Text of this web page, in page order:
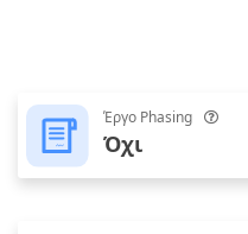
Έργο Phasing
Όχι